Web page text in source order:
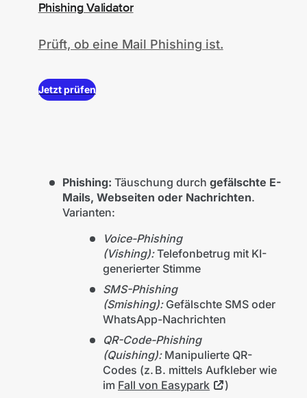
Phishing Validator
Prüft, ob eine Mail Phishing ist.
Jetzt prüfen
Phishing: Täuschung durch gefälschte E-
Mails, Webseiten oder Nachrichten.
Varianten:
Voice-Phishing
(Vishing):Telefonbetrug mit KI-
generierter Stimme
SMS-Phishing
(Smishing):Gefälschte SMS oder
WhatsApp-Nachrichten
QR-Code-Phishing
(Quishing):Manipulierte QR-
Codes (z. B. mittels Aufkleber wie
im Fall von Easypark
)